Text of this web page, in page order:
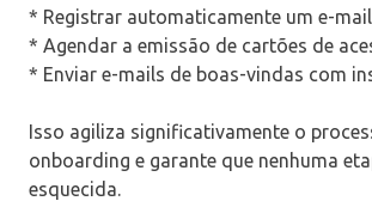
* Registrar automaticamente um e-
* Agendar a emissão de cartões de
* Enviar e-mails de boas-vindas com
Isso agiliza significativamente o
onboarding e garante que nenhuma
esquecida.